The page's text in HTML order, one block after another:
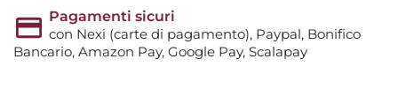
Pagamenti sicuri
con Nexi (carte di pagamento), Paypal, Bonifico
Bancario, Amazon Pay, Google Pay, Scalapay